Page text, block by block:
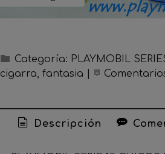
Categoría: PLAYMOBIL
cigarra fantasia
Descripción